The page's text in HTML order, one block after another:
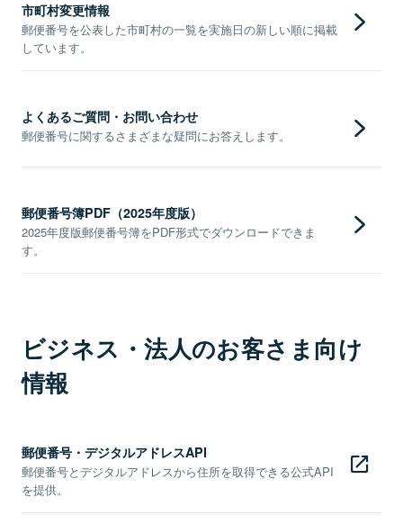
市町村変更情報
郵便番号を公表した市町村の一覧を実施日の新しい順に掲載
しています。
よくあるご質問・お問い合わせ
郵便番号に関するさまざまな疑問にお答えします。
郵便番号簿PDF（2025年度版）
2025年度版郵便番号簿をPDF形式でダウンロードできま
す。
ビジネス・法人のお客さま向け
情報
郵便番号・デジタルアドレスAPI
郵便番号とデジタルアドレスから住所を取得できる公式API
を提供。